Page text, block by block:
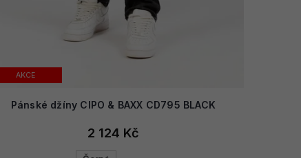
AKCE
Pánské džíny CIPO & BAXX CD795 BLACK
2 124 Kč